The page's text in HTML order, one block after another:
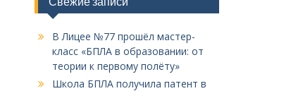
В Лицее №77 прошёл мастер-
класс «БПЛА в образовании: от
теории к первому полёту»
Школа БПЛА получила патент в